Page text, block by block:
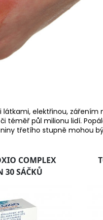
elektřinou, zářením
téměř půl milionu lidí.
třetího stupně mohou